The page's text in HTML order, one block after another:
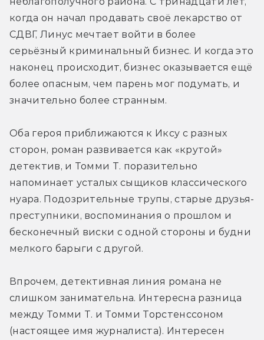
когда он начал продавать своё лекарство от
СДВГ, Линус мечтает войти в более
серьёзный криминальный бизнес. И когда это
наконец происходит, бизнес оказывается ещё
более опасным, чем парень мог подумать, и
значительно более странным.
Оба героя приближаются к Иксу с разных
сторон, роман развивается как «крутой»
детектив, и Томми Т. поразительно
напоминает усталых сыщиков классического
нуара. Подозрительные трупы, старые друзья-
преступники, воспоминания о прошлом и
бесконечный виски с одной стороны и будни
мелкого барыги с другой.
Впрочем, детективная линия романа не
слишком занимательна. Интересна разница
между Томми Т. и Томми Торстенссоном
(настоящее имя журналиста). Интересен